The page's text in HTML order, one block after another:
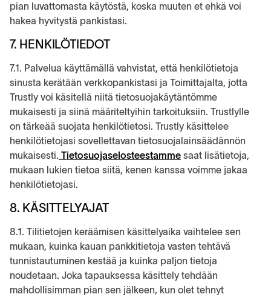
pian luvattomasta käytöstä, koska muuten et ehkä voi
hakea hyvitystä pankistasi.
7. HENKILÖTIEDOT
7.1. Palvelua käyttämällä vahvistat, että henkilötietoja
sinusta kerätään verkkopankistasi ja Toimittajalta, jotta
Trustly voi käsitellä niitä tietosuojakäytäntömme
mukaisesti ja siinä määriteltyihin tarkoituksiin. Trustlylle
on tärkeää suojata henkilötietosi. Trustly käsittelee
henkilötietojasi sovellettavan tietosuojalainsäädännön
mukaisesti. Tietosuojaselosteestamme saat lisätietoja,
mukaan lukien tietoa siitä, kenen kanssa voimme jakaa
henkilötietojasi.
8. KÄSITTELYAJAT
8.1. Tilitietojen keräämisen käsittelyaika vaihtelee sen
mukaan, kuinka kauan pankkitietoja vasten tehtävä
tunnistautuminen kestää ja kuinka paljon tietoja
noudetaan. Joka tapauksessa käsittely tehdään
mahdollisimman pian sen jälkeen, kun olet tehnyt